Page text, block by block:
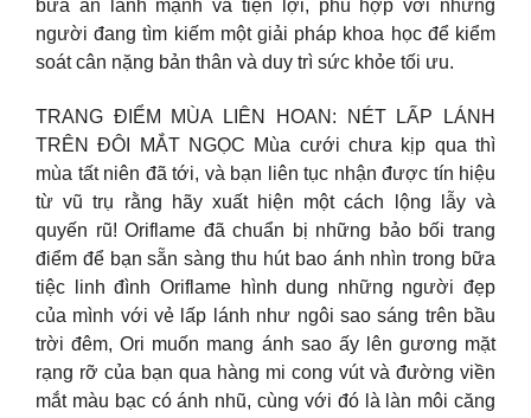
bữa ăn lành mạnh và tiện lợi, phù hợp với những
người đang tìm kiếm một giải pháp khoa học để kiểm
soát cân nặng bản thân và duy trì sức khỏe tối ưu.
TRANG ĐIỂM MÙA LIÊN HOAN: NÉT LẤP LÁNH
TRÊN ĐÔI MẮT NGỌC Mùa cưới chưa kịp qua thì
mùa tất niên đã tới, và bạn liên tục nhận được tín hiệu
từ vũ trụ rằng hãy xuất hiện một cách lộng lẫy và
quyến rũ! Oriflame đã chuẩn bị những bảo bối trang
điểm để bạn sẵn sàng thu hút bao ánh nhìn trong bữa
tiệc linh đình Oriflame hình dung những người đẹp
của mình với vẻ lấp lánh như ngôi sao sáng trên bầu
trời đêm, Ori muốn mang ánh sao ấy lên gương mặt
rạng rỡ của bạn qua hàng mi cong vút và đường viền
mắt màu bạc có ánh nhũ, cùng với đó là làn môi căng